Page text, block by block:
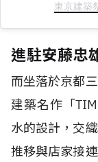
東京建築
進駐安藤忠
而坐落於京都
建築名作「
水的設計，交
推移與店家接